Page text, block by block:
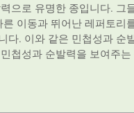
으로 유명한 종입니다. 그
른 이동과 뛰어난 레퍼토리
다. 이와 같은 민첩성과 순
첩성과 순발력을 보여주